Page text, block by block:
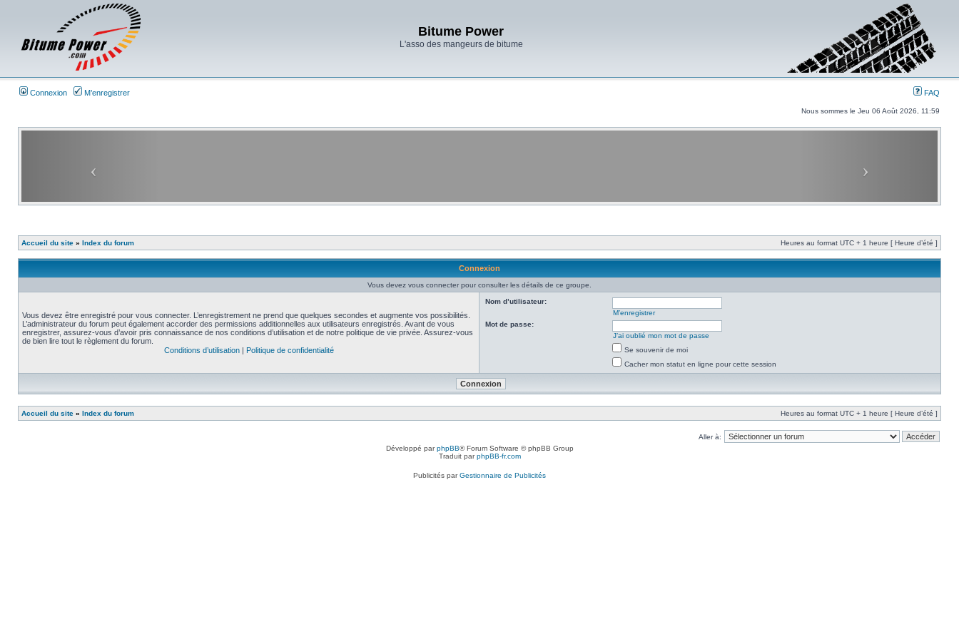
Bitume Power
L'asso des mangeurs de bitume
Connexion M’enregistrer FAQ
Nous sommes le Jeu 06 Août 2026, 11:59
Accueil du site » Index du forum Heures au format UTC + 1 heure [ Heure d’été ]
Connexion
Vous devez vous connecter pour consulter les détails de ce groupe.
Vous devez être enregistré pour vous connecter. L’enregistrement ne prend que quelques secondes et augmente vos possibilités.
L’administrateur du forum peut également accorder des permissions additionnelles aux utilisateurs enregistrés. Avant de vous
enregistrer, assurez-vous d’avoir pris connaissance de nos conditions d’utilisation et de notre politique de vie privée. Assurez-vous
de bien lire tout le règlement du forum.
Conditions d’utilisation| Politique de confidentialité
Nom d’utilisateur:
M’enregistrer
Mot de passe:
J’ai oublié mon mot de passe
Se souvenir de moi
Cacher mon statut en ligne pour cette session
Accueil du site » Index du forum Heures au format UTC + 1 heure [ Heure d’été ]
Aller à:
Développé parphpBB® Forum Software © phpBB Group
Traduit parphpBB-fr.com
Publicités parGestionnaire de Publicités